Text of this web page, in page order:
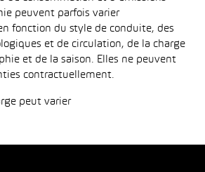
peuvent parfois varier
fonction du style de conduite, des
et de circulation, de la charge
et de la saison. Elles ne peuvent
contractuellement.
peut varier